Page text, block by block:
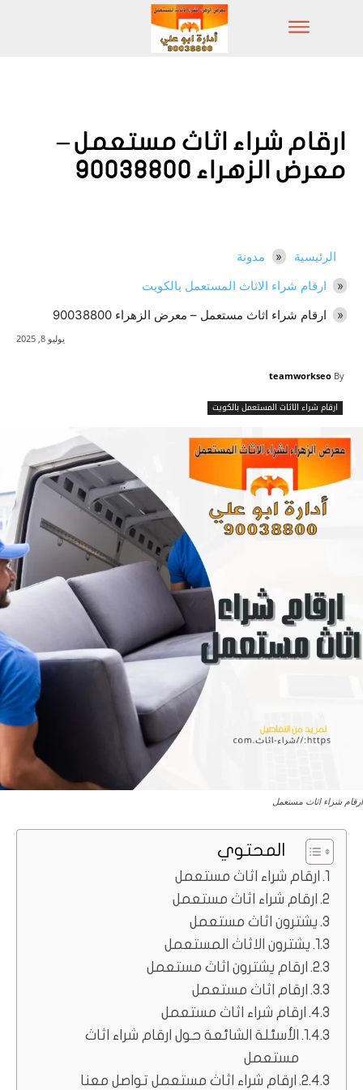
ارقام شراء اثاث مستعمل –
معرض الزهراء 90038800
الرئيسية
مدونة
ارقام شراء الاثاث المستعمل بالكويت
ارقام شراء اثاث مستعمل – معرض الزهراء 90038800
يوليو 8, 2025
By
teamworkseo
ارقام شراء الاثاث المستعمل بالكويت
ارقام شراء اثاث مستعمل
المحتوي
ارقام شراء اثاث مستعمل
ارقام شراء اثاث مستعمل
يشترون اثاث مستعمل
يشترون الاثاث المستعمل
ارقام يشترون اثاث مستعمل
ارقام اثاث مستعمل
ارقام شراء اثاث مستعمل
الأسئلة الشائعة حول ارقام شراء اثاث
مستعمل
ارقام شراء اثاث مستعمل تواصل معنا